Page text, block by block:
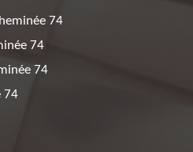
74
74
74
74